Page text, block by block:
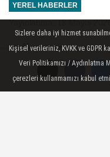
YEREL HABERLER
Yayınlanma: 18 Mayıs
fabrikasında
altına alındı
Sizlere daha iyi hizmet
Kişisel verileriniz, KVKK ve GDPR
Veri Politikamızı /
çerezleri kullanmamızı kabul